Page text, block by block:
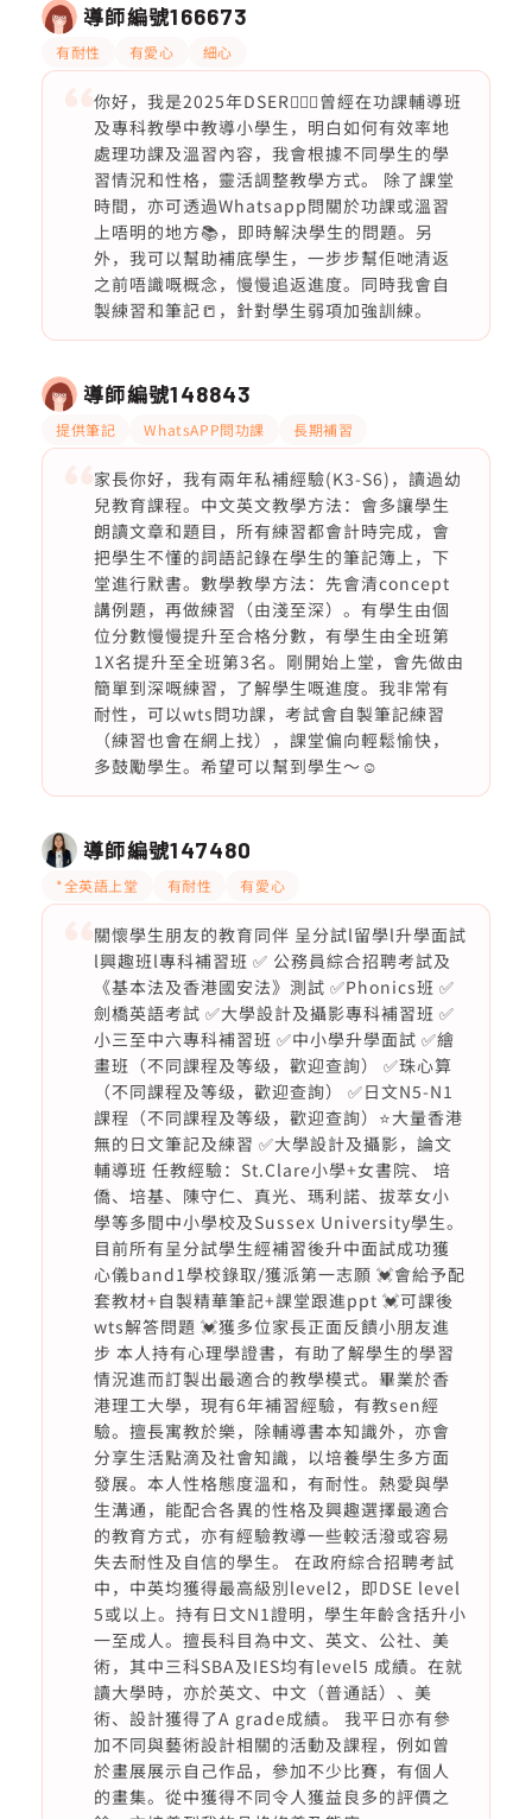
導師編號166673
有耐性 有愛心 細心
你好，我是2025年DSER🙋🏻‍♀️曾經在功課輔導班
及專科教學中教導小學生，明白如何有效率地
處理功課及溫習內容，我會根據不同學生的學
習情況和性格，靈活調整教學方式。 除了課堂
時間，亦可透過Whatsapp問關於功課或溫習
上唔明的地方📚，即時解決學生的問題。另
外，我可以幫助補底學生，一步步幫佢哋清返
之前唔識嘅概念，慢慢追返進度。同時我會自
製練習和筆記📒，針對學生弱項加強訓練。
導師編號148843
提供筆記 WhatsAPP問功課 長期補習
家長你好，我有兩年私補經驗(K3-S6)，讀過幼
兒教育課程。中文英文教學方法：會多讓學生
朗讀文章和題目，所有練習都會計時完成，會
把學生不懂的詞語記錄在學生的筆記簿上，下
堂進行默書。數學教學方法：先會清concept
講例題，再做練習（由淺至深）。有學生由個
位分數慢慢提升至合格分數，有學生由全班第
1X名提升至全班第3名。剛開始上堂，會先做由
簡單到深嘅練習，了解學生嘅進度。我非常有
耐性，可以wts問功課，考試會自製筆記練習
（練習也會在網上找），課堂偏向輕鬆愉快，
多鼓勵學生。希望可以幫到學生～☺️
導師編號147480
*全英語上堂 有耐性 有愛心
關懷學生朋友的教育同伴 ️呈分試l留學l升學面試
l興趣班l專科補習班 ✅ 公務員綜合招聘考試及
《基本法及香港國安法》測試 ✅Phonics班 ✅
劍橋英語考試 ✅大學設計及攝影專科補習班 ✅
小三至中六專科補習班 ✅中小學升學面試 ✅繪
畫班（不同課程及等级，歡迎查詢） ✅珠心算
（不同課程及等级，歡迎查詢） ✅日文N5-N1
課程（不同課程及等级，歡迎查詢）⭐️大量香港
無的日文筆記及練習 ✅大學設計及攝影，論文
輔導班 任教經驗：St.Clare小學+女書院、 培
僑、培基、陳守仁、真光、瑪利諾、拔萃女小
學等多間中小學校及Sussex University學生。
目前所有呈分試學生經補習後升中面試成功獲
心儀band1學校錄取/獲派第一志願 💓會給予配
套教材+自製精華筆記+課堂跟進ppt 💓可課後
wts解答問題 💓獲多位家長正面反饋小朋友進
步 本人持有心理學證書，有助了解學生的學習
情況進而訂製出最適合的教學模式。畢業於香
港理工大學，現有6年補習經驗，有教sen經
驗。擅長寓教於樂，除輔導書本知識外，亦會
分享生活點滴及社會知識，以培養學生多方面
發展。本人性格態度溫和，有耐性。熱愛與學
生溝通，能配合各異的性格及興趣選擇最適合
的教育方式，亦有經驗教導一些較活潑或容易
失去耐性及自信的學生。 在政府綜合招聘考試
中，中英均獲得最高級別level2，即DSE level
5或以上。持有日文N1證明，學生年齡含括升小
一至成人。擅長科目為中文、英文、公社、美
術，其中三科SBA及IES均有level5 成績。在就
讀大學時，亦於英文、中文（普通話）、美
術、設計獲得了A grade成績。 我平日亦有參
加不同與藝術設計相關的活動及課程，例如曾
於畫展展示自己作品，參加不少比賽，有個人
的畫集。從中獲得不同令人獲益良多的評價之